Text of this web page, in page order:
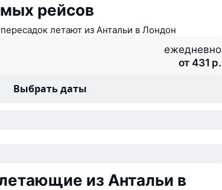
рейсов
летают из Антальи в Лондон
ежедневно
от 431 р.
Выбрать даты
из Антальи в